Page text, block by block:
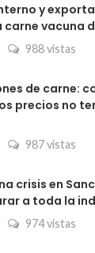
y
carne vacuna
988 vistas
de carne:
precios no
987 vistas
crisis en
a toda la
974 vistas